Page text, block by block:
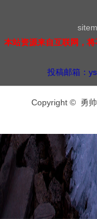
本站资源来自互联网，
投稿邮箱：
Copyright © 勇